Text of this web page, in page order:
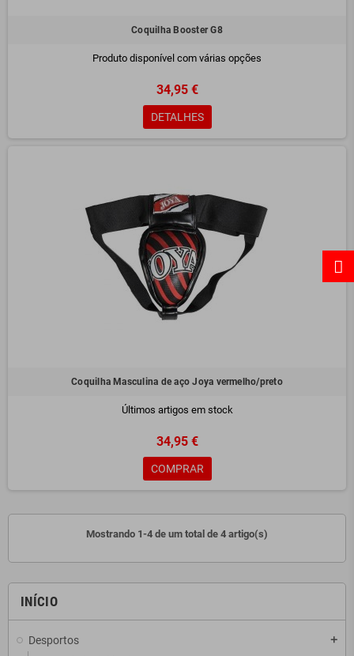
INÍCIO
Desportos add
Coquilha Booster G8
Produto disponível com várias opções
34,95 €
DETALHES
Coquilha Masculina de aço Joya vermelho/preto
Últimos artigos em stock
34,95 €
COMPRAR
Mostrando 1-4 de um total de 4 artigo(s)